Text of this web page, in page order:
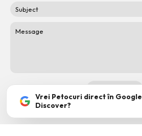
Vrei Petocuri direct în Google
Discover?